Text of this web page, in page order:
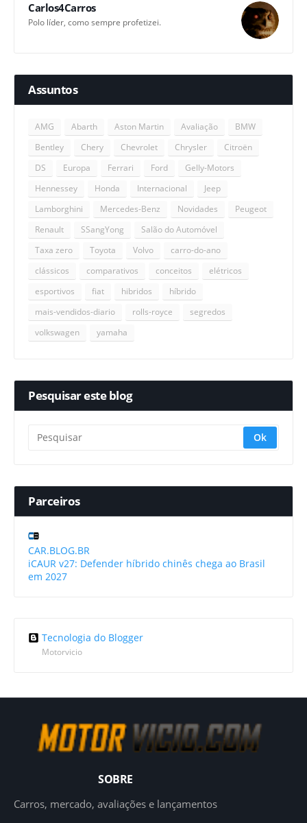
Carlos4Carros
Polo líder, como sempre profetizei.
Assuntos
AMG Abarth Aston Martin Avaliação
BMW
Bentley
Chery Chevrolet Chrysler
Citroën
DS
Europa Ferrari Ford
Gelly-Motors
Hennessey
Honda Internacional
Jeep
Lamborghini
Mercedes-Benz Novidades
Peugeot
Renault
SSangYong
Salão do Automóvel
Taxa zero
Toyota Volvo
carro-do-ano
clássicos
comparativos conceitos
elétricos
esportivos
fiat hibridos
híbrido
mais-vendidos-diario
rolls-royce
segredos
volkswagen
yamaha
Pesquisar este blog
Parceiros
CAR.BLOG.BR
iCAUR v27: Defender híbrido chinês chega ao Brasil
em 2027
Tecnologia do Blogger
Motorvicio
SOBRE
Carros, mercado, avaliações e lançamentos